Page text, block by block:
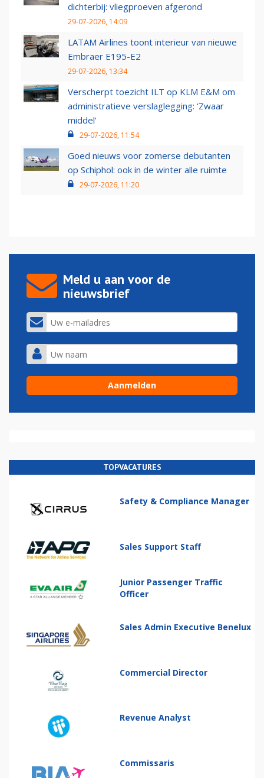
dichterbij: vliegproeven afgerond
29-07-2026, 14:09
LATAM Airlines toont interieur van nieuwe
Embraer E195-E2
29-07-2026, 13:34
Verscherpt toezicht ILT op KLM E&M om
administratieve verslaglegging: ‘Zwaar
middel’
29-07-2026, 11:54
Goed nieuws voor zomerse debutanten
op Schiphol: ook in de winter alle ruimte
29-07-2026, 11:20
Meld u aan voor de
nieuwsbrief
TOPVACATURES
Safety & Compliance Manager
Sales Support Staff
Junior Passenger Traffic
Officer
Sales Admin Executive Benelux
Commercial Director
Revenue Analyst
Commissaris